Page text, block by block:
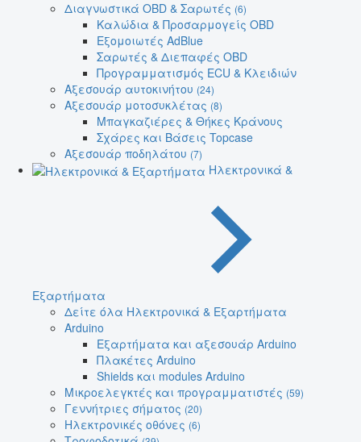
Διαγνωστικά OBD & Σαρωτές (6)
Καλώδια & Προσαρμογείς OBD
Εξομοιωτές AdBlue
Σαρωτές & Διεπαφές OBD
Προγραμματισμός ECU & Κλειδιών
Αξεσουάρ αυτοκινήτου (24)
Αξεσουάρ μοτοσυκλέτας (8)
Μπαγκαζιέρες & Θήκες Κράνους
Σχάρες και Βάσεις Topcase
Αξεσουάρ ποδηλάτου (7)
Ηλεκτρονικά &
Εξαρτήματα
Δείτε όλα Ηλεκτρονικά & Εξαρτήματα
Arduino
Εξαρτήματα και αξεσουάρ Arduino
Πλακέτες Arduino
Shields και modules Arduino
Μικροελεγκτές και προγραμματιστές (59)
Γεννήτριες σήματος (20)
Ηλεκτρονικές οθόνες (6)